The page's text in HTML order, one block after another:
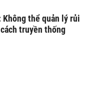
thể quản lý rủi
truyền thống